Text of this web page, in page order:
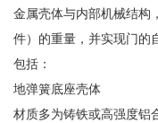
金属壳体与内部机械结构
件）的重量，并实现门的
包括：
地弹簧底座壳体
材质多为铸铁或高强度铝